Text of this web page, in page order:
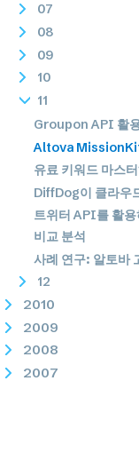
07
08
09
10
11
Groupon API 활
Altova MissionKit
유료 키워드 마스
DiffDog이 클라우
트위터 API를 활
비교 분석
사례 연구: 알토바
12
2010
2009
2008
2007